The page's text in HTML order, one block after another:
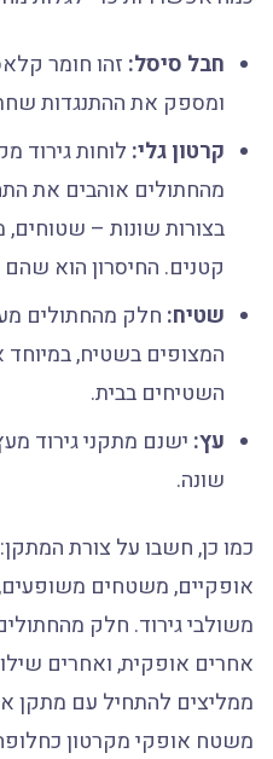
חבל סיסל:זהו חומר
ומספק את ההתנגדות
קרטון גלי:לוחות גירוד
מהחתולים אוהבים את
בצורות שונות –
קטנים. החיסרון הוא
שטיח:חלק מהחתולים
המצופים בשטיח, במיוחד
השטיחים בבית.
עץ:ישנם מתקני גירוד
שונה.
כמו כן, חשבו על צורת
אופקיים, משטחים
משולבי גירוד. חלק
אחרים אופקית, ואחרים
ממליצים להתחיל עם מתקן
משטח אופקי מקרטון